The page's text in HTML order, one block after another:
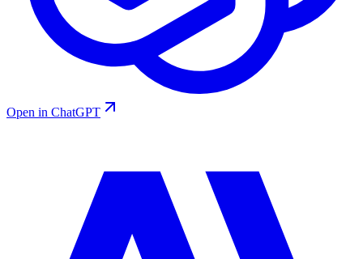
Open in ChatGPT